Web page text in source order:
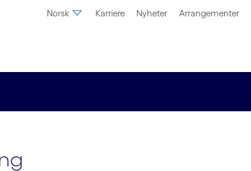
Norsk Karriere Nyheter Arrangementer